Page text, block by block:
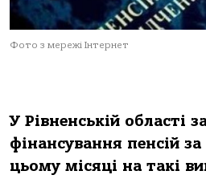
Фото з мережі Інтернет
У Рівненській області
фінансування пенсій
цьому місяці на такі